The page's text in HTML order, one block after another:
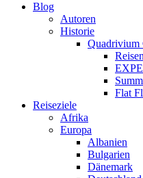
Blog
Autoren
Historie
Quadrivium
Flat
Reiseziele
Afrika
Europa
Albanien
Bulgarien
Dänemark